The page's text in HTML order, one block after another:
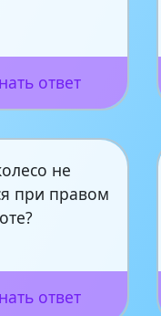
ответ
не
при правом
ответ